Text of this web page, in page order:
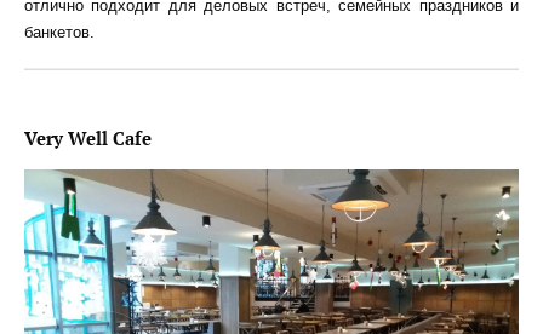
отлично подходит для деловых встреч, семейных праздников и
банкетов.
Very Well Cafe